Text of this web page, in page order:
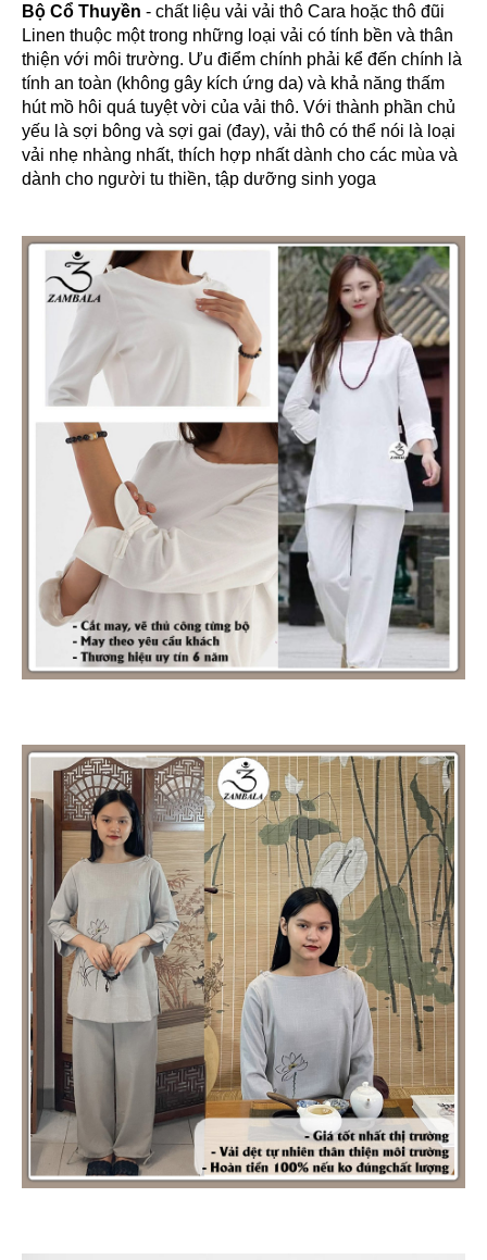
Bộ Cổ Thuyền - chất liệu vải vải thô Cara hoặc thô đũi
Linen thuộc một trong những loại vải có tính bền và thân
thiện với môi trường. Ưu điểm chính phải kể đến chính là
tính an toàn (không gây kích ứng da) và khả năng thấm
hút mồ hôi quá tuyệt vời của vải thô. Với thành phần chủ
yếu là sợi bông và sợi gai (đay), vải thô có thể nói là loại
vải nhẹ nhàng nhất, thích hợp nhất dành cho các mùa và
dành cho người tu thiền, tập dưỡng sinh yoga